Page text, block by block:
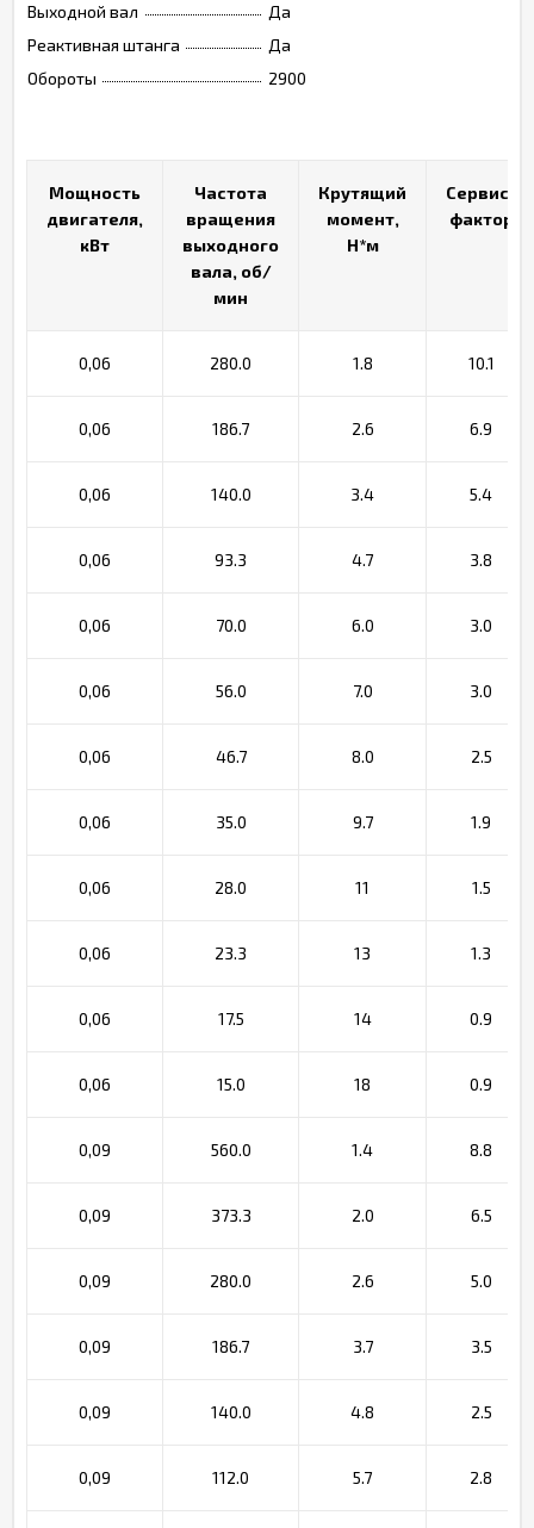
Выходной вал
Да
Реактивная штанга
Да
Обороты
2900
Мощность
двигателя,
кВт
Частота
вращения
выходного
вала, об/
мин
Крутящий
момент,
Н*м
Сервис-
фактор
0,06 280.0 1.8 10.1
0,06 186.7 2.6 6.9
0,06 140.0 3.4 5.4
0,06 93.3 4.7 3.8
0,06 70.0 6.0 3.0
0,06 56.0 7.0 3.0
0,06 46.7 8.0 2.5
0,06 35.0 9.7 1.9
0,06 28.0 11 1.5
0,06 23.3 13 1.3
0,06 17.5 14 0.9
0,06 15.0 18 0.9
0,09 560.0 1.4 8.8
0,09 373.3 2.0 6.5
0,09 280.0 2.6 5.0
0,09 186.7 3.7 3.5
0,09 140.0 4.8 2.5
0,09 112.0 5.7 2.8
Мощность
двигателя,
кВт
Частота
вращения
выходного
вала, об/
мин
Крутящий
момент,
Н*м
Сервис-
фактор